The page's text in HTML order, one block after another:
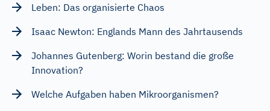
Leben: Das organisierte Chaos
Isaac Newton: Englands Mann des Jahrtausends
Johannes Gutenberg: Worin bestand die große
Innovation?
Welche Aufgaben haben Mikroorganismen?